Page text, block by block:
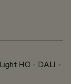
HO - DALI -